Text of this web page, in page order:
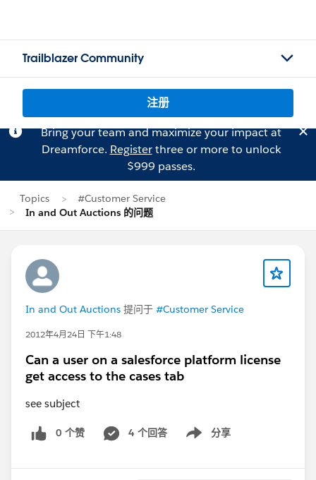
Trailblazer Community
注册
Bring your team and maximize your impact at
Dreamforce. Registerthree or more to unlock
$999 passes.
Topics
#Customer Service
In and Out Auctions 的问题
In and Out Auctions 提问于 #Customer Service
2012年4月24日 下午1:48
Can a user on a salesforce platform license
get access to the cases tab
see subject
0 个赞 4 个回答 分享
Show menu